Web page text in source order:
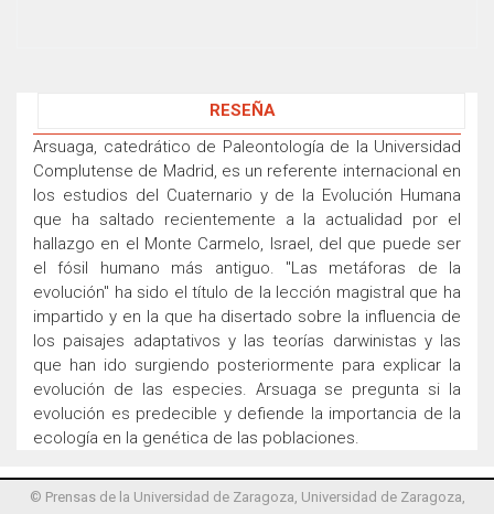
RESEÑA
Arsuaga, catedrático de Paleontología de la Universidad
Complutense de Madrid, es un referente internacional en
los estudios del Cuaternario y de la Evolución Humana
que ha saltado recientemente a la actualidad por el
hallazgo en el Monte Carmelo, Israel, del que puede ser
el fósil humano más antiguo. "Las metáforas de la
evolución" ha sido el título de la lección magistral que ha
impartido y en la que ha disertado sobre la influencia de
los paisajes adaptativos y las teorías darwinistas y las
que han ido surgiendo posteriormente para explicar la
evolución de las especies. Arsuaga se pregunta si la
evolución es predecible y defiende la importancia de la
ecología en la genética de las poblaciones.
© Prensas de la Universidad de Zaragoza, Universidad de Zaragoza,